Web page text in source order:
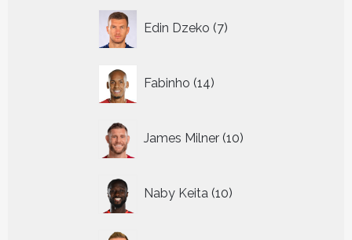
Edin Dzeko 7
producten
Fabinho 14
producten
James Milner 10
producten
Naby Keita 10
producten